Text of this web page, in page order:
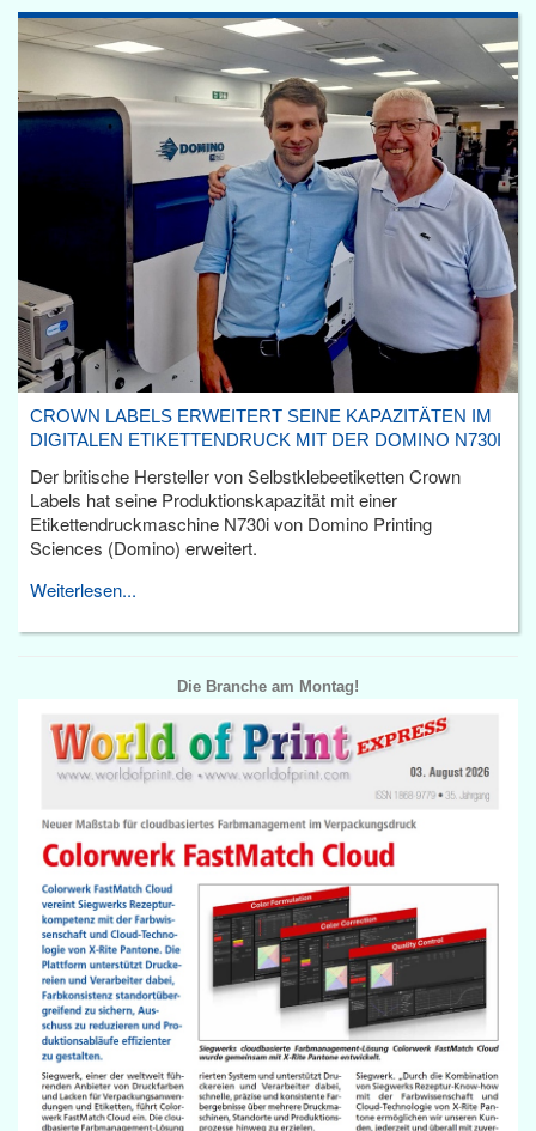
CROWN LABELS ERWEITERT SEINE KAPAZITÄTEN IM
DIGITALEN ETIKETTENDRUCK MIT DER DOMINO N730I
Der britische Hersteller von Selbstklebeetiketten Crown
Labels hat seine Produktionskapazität mit einer
Etikettendruckmaschine N730i von Domino Printing
Sciences (Domino) erweitert.
Weiterlesen...
Die Branche am Montag!